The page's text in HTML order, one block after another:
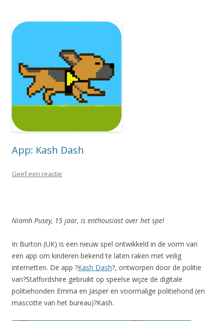
App: Kash Dash
Geef een reactie
Niamh Pusey, 15 jaar, is enthousiast over het spel
In Burton (UK) is een nieuw spel ontwikkeld in de vorm van
een app om kinderen bekend te laten raken met veilig
internetten. De app ?Kash Dash?, ontworpen door de politie
van?Staffordshire gebruikt op speelse wijze de digitale
politiehonden Emma en Jasper en voormalige politiehond (en
mascotte van het bureau)?Kash.